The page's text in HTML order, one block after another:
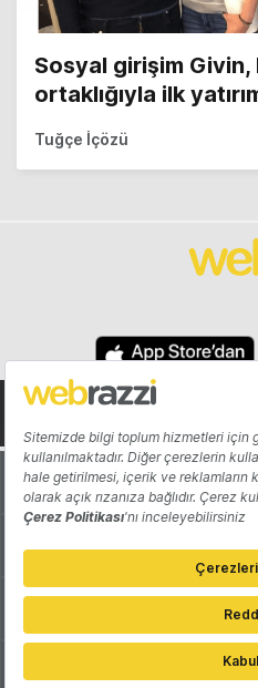
Sosyal girişim Givin,
ortaklığıyla ilk
Tuğçe İçözü
Hakkında
Katkıda Bulun